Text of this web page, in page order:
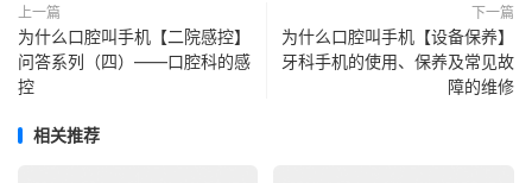
上一篇
为什么口腔叫手机【二院感控】
问答系列（四）——口腔科的感
控
下一篇
为什么口腔叫手机【设备保养】
牙科手机的使用、保养及常见故
障的维修
相关推荐